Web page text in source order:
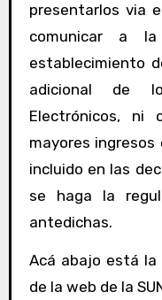
presentarlos via
comunicar a
establecimiento
adicional de
Electrónicos, ni
mayores
incluido en las
se haga la
antedichas.
Acá abajo está la
de la web de la